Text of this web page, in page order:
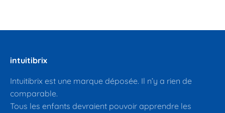
intuitibrix
Intuitibrix est une marque déposée. Il n’y a rien de
comparable.
Tous les enfants devraient pouvoir apprendre les